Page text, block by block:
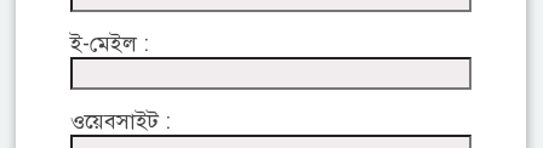
ই-মেইল :
ওয়েবসাইট :